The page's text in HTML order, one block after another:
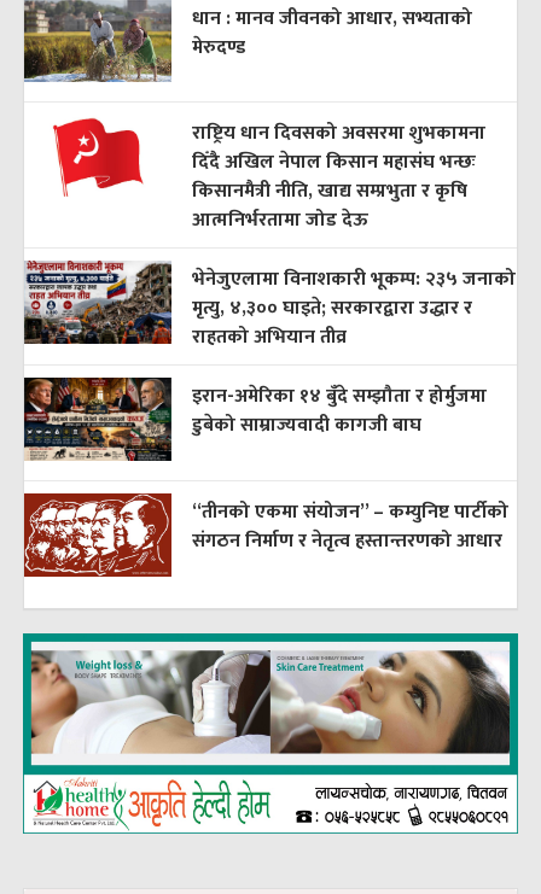
धान : मानव जीवनको आधार, सभ्यताको
मेरुदण्ड
राष्ट्रिय धान दिवसको अवसरमा शुभकामना
दिँदै अखिल नेपाल किसान महासंघ भन्छः
किसानमैत्री नीति, खाद्य सम्प्रभुता र कृषि
आत्मनिर्भरतामा जोड देऊ
भेनेजुएलामा विनाशकारी भूकम्प: २३५ जनाको
मृत्यु, ४,३०० घाइते; सरकारद्वारा उद्धार र
राहतको अभियान तीव्र
इरान-अमेरिका १४ बुँदे सम्झौता र होर्मुजमा
डुबेको साम्राज्यवादी कागजी बाघ
“तीनको एकमा संयोजन” – कम्युनिष्ट पार्टीको
संगठन निर्माण र नेतृत्व हस्तान्तरणको आधार